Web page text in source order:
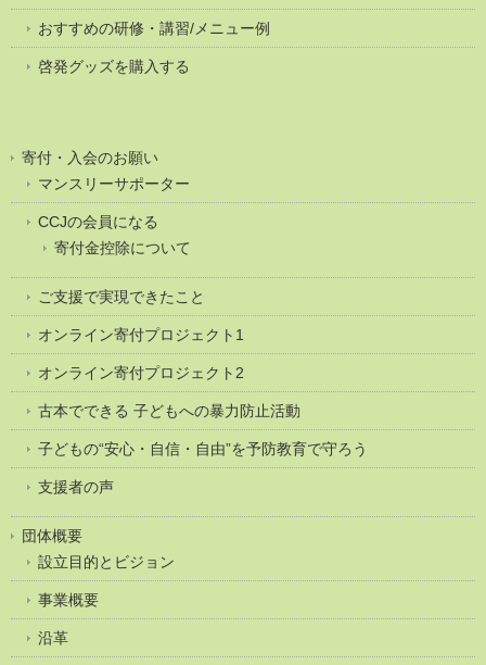
おすすめの研修・講習/メニュー例
啓発グッズを購入する
寄付・入会のお願い
マンスリーサポーター
CCJの会員になる
寄付金控除について
ご支援で実現できたこと
オンライン寄付プロジェクト1
オンライン寄付プロジェクト2
古本でできる 子どもへの暴力防止活動
子どもの“安心・自信・自由”を予防教育で守ろう
支援者の声
団体概要
設立目的とビジョン
事業概要
沿革